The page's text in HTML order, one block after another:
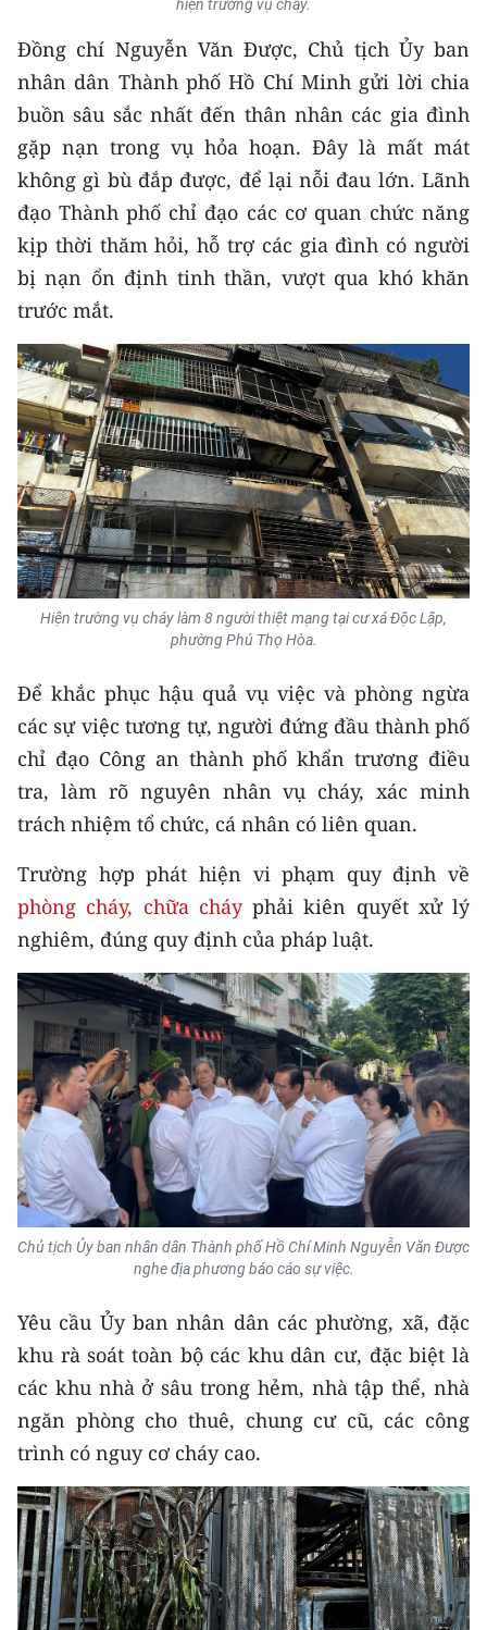
TRI THỨC CHUYÊN SÂU
54 DÂN TỘC VIỆT NAM
CHƯƠNG TRÌNH OCOP - MỖI XÃ
MỘT SẢN PHẨM
RADIO
MEDIA CENTER
E-Magazine
Video
Media Chính trị
Media Kinh tế
Media Văn hóa
Media Xã hội
Media Du lịch
Media Thế giới
Media Thể thao
Media Giáo dục
Media Y tế
Media Khoa học - Công nghệ
Media Môi trường
Ảnh
Infographic
TIN MỚI
TIN ĐỊA PHƯƠNG
Trung du và miền núi phía Bắc
Bắc Trung Bộ
Duyên hải Nam Trung Bộ và Tây
Nguyên
Đông Nam Bộ
Đồng bằng sông Cửu Long
Chuyên trang Hà Nội
Chuyên trang TP. Hồ Chí Minh
hiện trường vụ cháy.
Đồng chí Nguyễn Văn Được, Chủ tịch Ủy ban
nhân dân Thành phố Hồ Chí Minh gửi lời chia
buồn sâu sắc nhất đến thân nhân các gia đình
gặp nạn trong vụ hỏa hoạn. Đây là mất mát
không gì bù đắp được, để lại nỗi đau lớn. Lãnh
đạo Thành phố chỉ đạo các cơ quan chức năng
kịp thời thăm hỏi, hỗ trợ các gia đình có người
bị nạn ổn định tinh thần, vượt qua khó khăn
trước mắt.
Hiện trường vụ cháy làm 8 người thiệt mạng tại cư xá Độc Lập,
phường Phú Thọ Hòa.
Để khắc phục hậu quả vụ việc và phòng ngừa
các sự việc tương tự, người đứng đầu thành phố
chỉ đạo Công an thành phố khẩn trương điều
tra, làm rõ nguyên nhân vụ cháy, xác minh
trách nhiệm tổ chức, cá nhân có liên quan.
Trường hợp phát hiện vi phạm quy định về
phòng cháy, chữa cháyphải kiên quyết xử lý
nghiêm, đúng quy định của pháp luật.
Chủ tịch Ủy ban nhân dân Thành phố Hồ Chí Minh Nguyễn Văn Được
nghe địa phương báo cáo sự việc.
Yêu cầu Ủy ban nhân dân các phường, xã, đặc
khu rà soát toàn bộ các khu dân cư, đặc biệt là
các khu nhà ở sâu trong hẻm, nhà tập thể, nhà
ngăn phòng cho thuê, chung cư cũ, các công
trình có nguy cơ cháy cao.